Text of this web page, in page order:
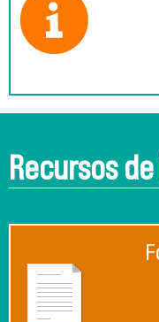
Recursos